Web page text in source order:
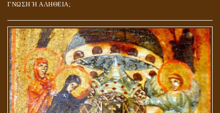
ΓΝΩΣΗ Ή ΑΛΗΘΕΙΑ;